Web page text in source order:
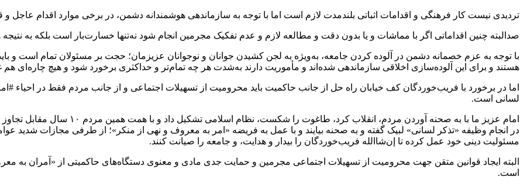
تردیدی نیست کار فرهنگی و اقدامات اثباتی بلندمدت لازم است اما با توجه به سازماندهی هوشمندانه دشمن، در برخی موارد اقدام
صدالبته چنین اقداماتی اگر با مماشات و یا بدون دقت و مطالعه لازم و عدم تفکیک مجرمین انجام شود نه‌تنها خسارت‌بار است بلکه به
با توجه به عزم خصمانه دشمن در آلوده کردن جامعه، به‌ویژه به لجن کشیدن جوانان و نوجوانان عزیزمان؛ حجت بر مسئولان تمام است و
هستند و برای این آلوده‌سازی اخلاقی سازماندهی شده‌اند و مأموریت دارند به‌شدت هر چه تمام‌تر و حداکثری برخورد شود و هیچ چاره‌ای
اما در برخورد با فریب‌خوردگان کف خیابان راه حل از جانب حاکمیت باید محرومیت از تسهیلات اجتماعی و از جانب مردم فقط در احیاء
لسانی است.
امام عزیز ما با به صحنه آوردن مردم،
در انجام وظیفه «تذکر لسانی» لبیک گفته و به صحنه بیایند و با عمل به فریضه «امر به معروف و نهی از منکر»؛ از طرفی مجازات شدید
مسئولیت دینی خود عمل کرده تا إن‌شاالله فریب‌خوردگان را بیدار و هدایت، و جامعه را صیانت کنند.
البته ایجاد قوانین متقن جهت محرومیت از تسهیلات اجتماعی مجرمین و حمایت جدی مادی و معنوی دستگاه‌های حاکمیتی از «آمران به
است.